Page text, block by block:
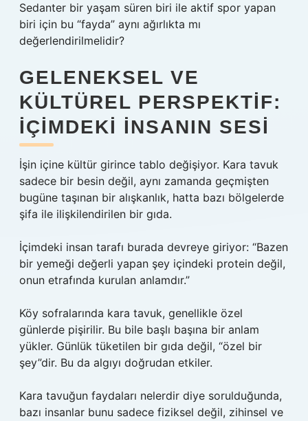
Sedanter bir yaşam süren biri ile aktif spor yapan
biri için bu “fayda” aynı ağırlıkta mı
değerlendirilmelidir?
GELENEKSEL VE
KÜLTÜREL PERSPEKTIF:
İÇIMDEKI İNSANIN SESI
İşin içine kültür girince tablo değişiyor. Kara tavuk
sadece bir besin değil, aynı zamanda geçmişten
bugüne taşınan bir alışkanlık, hatta bazı bölgelerde
şifa ile ilişkilendirilen bir gıda.
İçimdeki insan tarafı burada devreye giriyor: “Bazen
bir yemeği değerli yapan şey içindeki protein değil,
onun etrafında kurulan anlamdır.”
Köy sofralarında kara tavuk, genellikle özel
günlerde pişirilir. Bu bile başlı başına bir anlam
yükler. Günlük tüketilen bir gıda değil, “özel bir
şey”dir. Bu da algıyı doğrudan etkiler.
Kara tavuğun faydaları nelerdir diye sorulduğunda,
bazı insanlar bunu sadece fiziksel değil, zihinsel ve